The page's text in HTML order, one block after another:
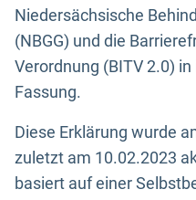
Niedersächsische
(NBGG) und die
Verordnung (BITV 2.0)
Fassung.
Diese Erklärung wurde
zuletzt am 10.02.2023
basiert auf einer